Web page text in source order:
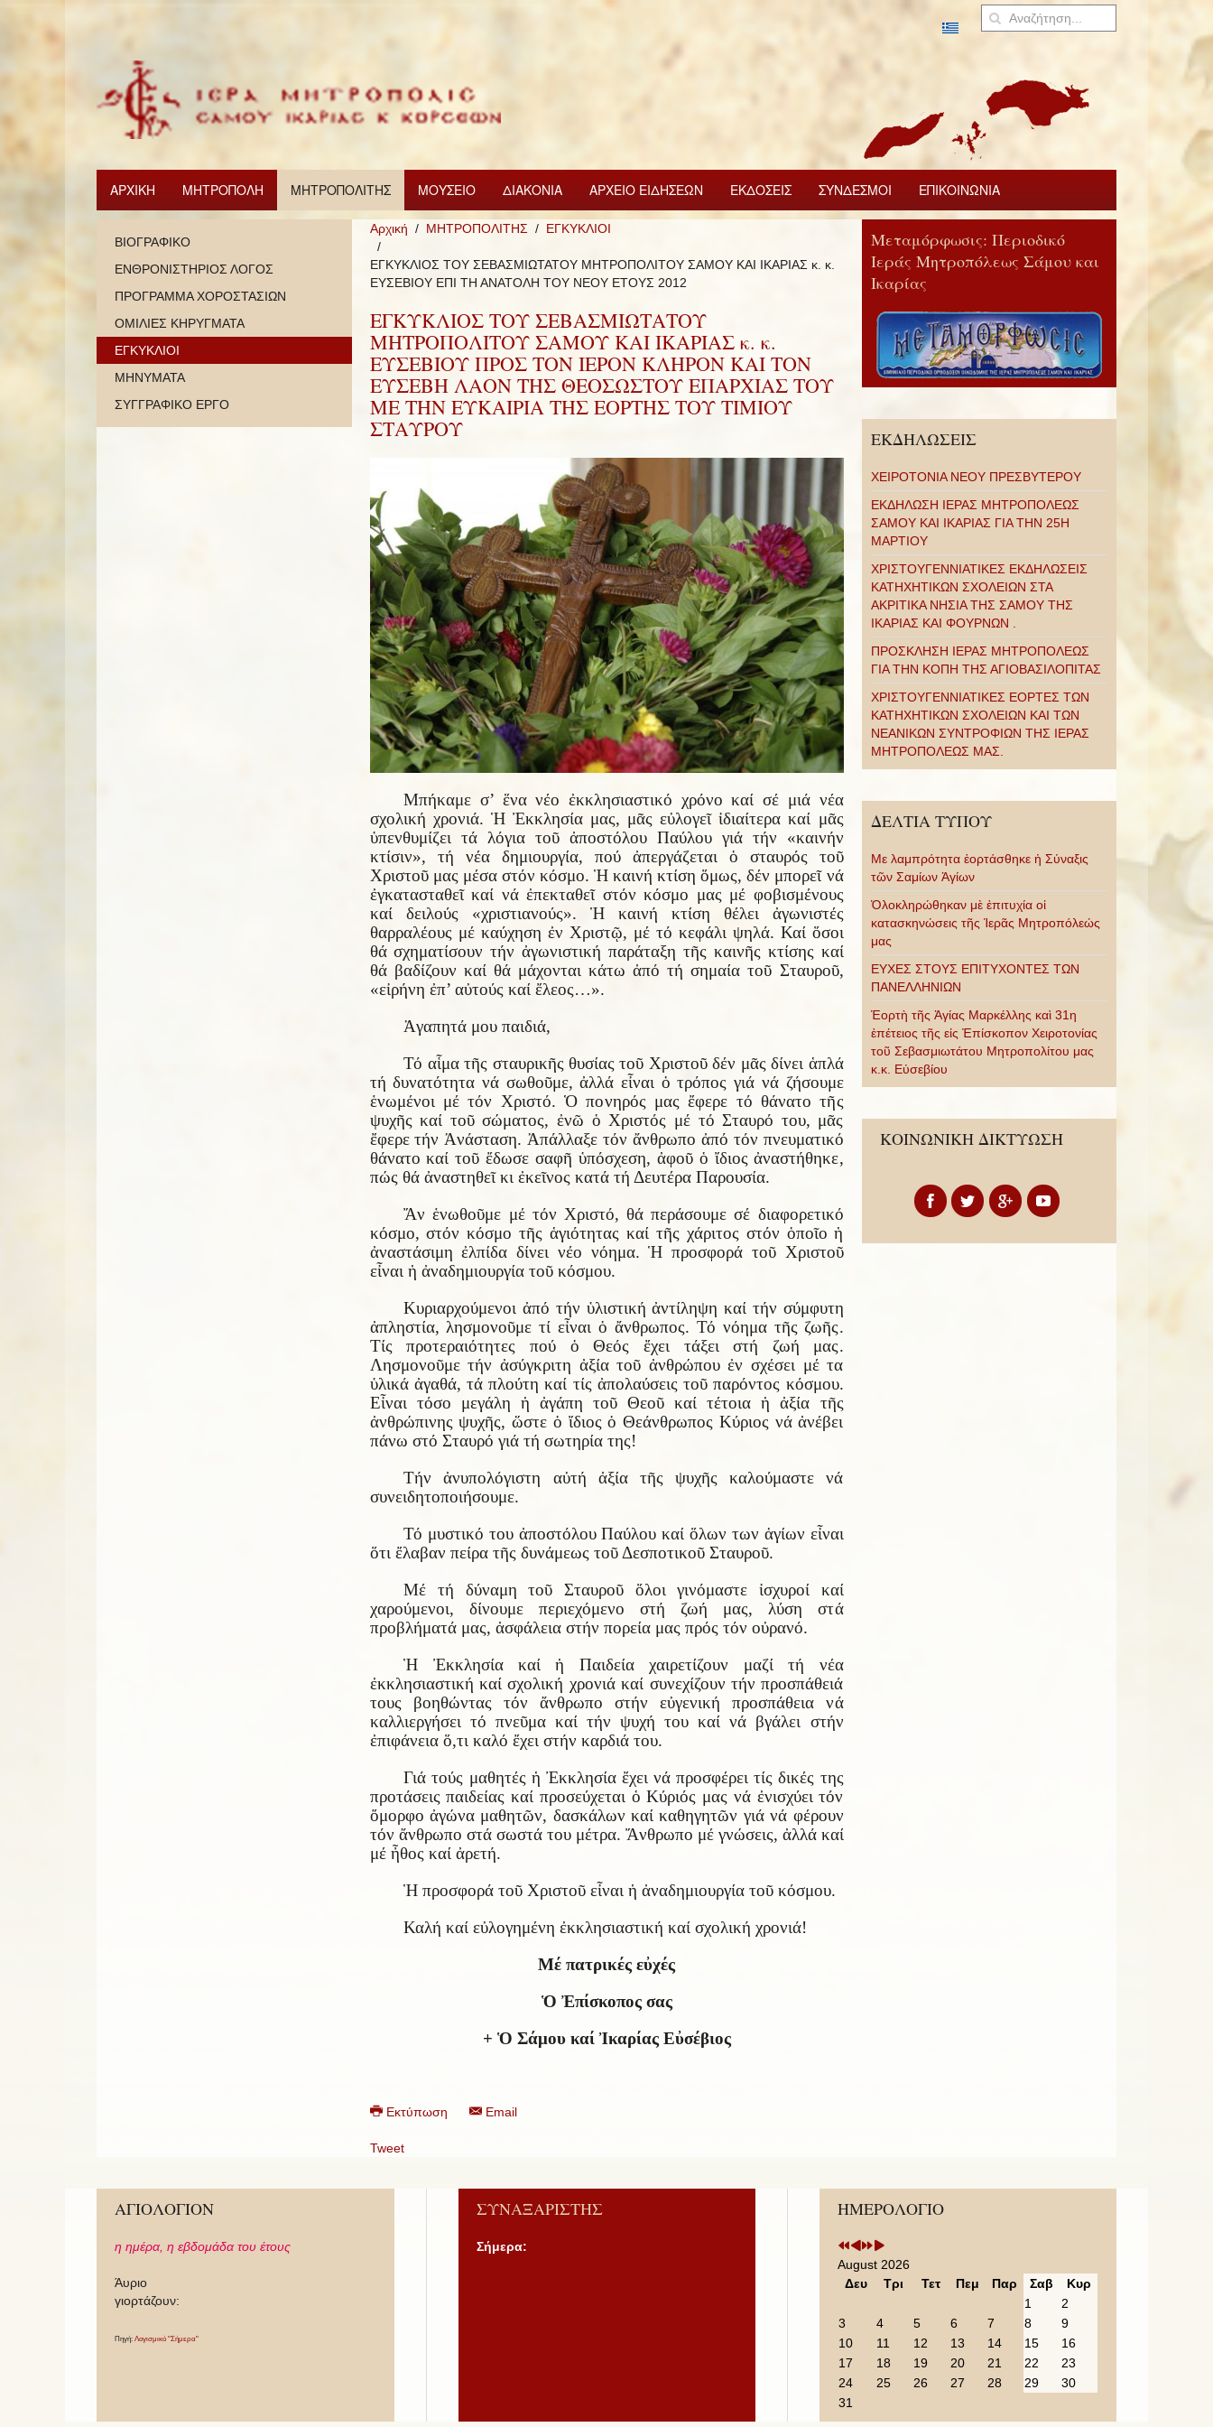
ΑΡΧΙΚΗ ΜΗΤΡΟΠΟΛΗ ΜΗΤΡΟΠΟΛΙΤΗΣ ΜΟΥΣΕΙΟ ΔΙΑΚΟΝΙΑ ΑΡΧΕΙΟ ΕΙΔΗΣΕΩΝ ΕΚΔΟΣΕΙΣ ΣΥΝΔΕΣΜΟΙ ΕΠΙΚΟΙΝΩΝΙΑ
Αρχική ΜΗΤΡΟΠΟΛΙΤΗΣ ΕΓΚΥΚΛΙΟΙ
ΕΓΚΥΚΛΙΟΣ ΤΟΥ ΣΕΒΑΣΜΙΩΤΑΤΟΥ ΜΗΤΡΟΠΟΛΙΤΟΥ ΣΑΜΟΥ ΚΑΙ ΙΚΑΡΙΑΣ κ. κ.
ΕΥΣΕΒΙΟΥ ΕΠΙ ΤΗ ΑΝΑΤΟΛΗ ΤΟΥ ΝΕΟΥ ΕΤΟΥΣ 2012
ΕΓΚΥΚΛΙΟΣ ΤΟΥ ΣΕΒΑΣΜΙΩΤΑΤΟΥ
ΜΗΤΡΟΠΟΛΙΤΟΥ ΣΑΜΟΥ ΚΑΙ ΙΚΑΡΙΑΣ κ. κ.
ΕΥΣΕΒΙΟΥ ΠΡΟΣ ΤΟΝ ΙΕΡΟΝ ΚΛΗΡΟΝ ΚΑΙ ΤΟΝ
ΕΥΣΕΒΗ ΛΑΟΝ ΤΗΣ ΘΕΟΣΩΣΤΟΥ ΕΠΑΡΧΙΑΣ ΤΟΥ
ΜΕ ΤΗΝ ΕΥΚΑΙΡΙΑ ΤΗΣ ΕΟΡΤΗΣ ΤΟΥ ΤΙΜΙΟΥ
ΣΤΑΥΡΟΥ
Μπήκαμε σ’ ἕνα νέο ἐκκλησιαστικό χρόνο καί σέ μιά νέα
σχολική χρονιά. Ἡ Ἐκκλησία μας, μᾶς εὐλογεῖ ἰδιαίτερα καί μᾶς
ὑπενθυμίζει τά λόγια τοῦ ἀποστόλου Παύλου γιά τήν «καινήν
κτίσιν», τή νέα δημιουργία, πού ἀπεργάζεται ὁ σταυρός τοῦ
Χριστοῦ μας μέσα στόν κόσμο. Ἡ καινή κτίση ὅμως, δέν μπορεῖ νά
ἐγκατασταθεῖ καί νά ἐπεκταθεῖ στόν κόσμο μας μέ φοβισμένους
καί δειλούς «χριστιανούς». Ἡ καινή κτίση θέλει ἀγωνιστές
θαρραλέους μέ καύχηση ἐν Χριστῷ, μέ τό κεφάλι ψηλά. Καί ὅσοι
θά σχηματίσουν τήν ἀγωνιστική παράταξη τῆς καινῆς κτίσης καί
θά βαδίζουν καί θά μάχονται κάτω ἀπό τή σημαία τοῦ Σταυροῦ,
«εἰρήνη ἐπ’ αὐτούς καί ἔλεος…».
Ἀγαπητά μου παιδιά,
Τό αἷμα τῆς σταυρικῆς θυσίας τοῦ Χριστοῦ δέν μᾶς δίνει ἁπλά
τή δυνατότητα νά σωθοῦμε, ἀλλά εἶναι ὁ τρόπος γιά νά ζήσουμε
ἑνωμένοι μέ τόν Χριστό. Ὁ πονηρός μας ἔφερε τό θάνατο τῆς
ψυχῆς καί τοῦ σώματος, ἐνῶ ὁ Χριστός μέ τό Σταυρό του, μᾶς
ἔφερε τήν Ἀνάσταση. Ἀπάλλαξε τόν ἄνθρωπο ἀπό τόν πνευματικό
θάνατο καί τοῦ ἔδωσε σαφῆ ὑπόσχεση, ἀφοῦ ὁ ἴδιος ἀναστήθηκε,
πώς θά ἀναστηθεῖ κι ἐκεῖνος κατά τή Δευτέρα Παρουσία.
Ἄν ἑνωθοῦμε μέ τόν Χριστό, θά περάσουμε σέ διαφορετικό
κόσμο, στόν κόσμο τῆς ἁγιότητας καί τῆς χάριτος στόν ὁποῖο ἡ
ἀναστάσιμη ἐλπίδα δίνει νέο νόημα. Ἡ προσφορά τοῦ Χριστοῦ
εἶναι ἡ ἀναδημιουργία τοῦ κόσμου.
Κυριαρχούμενοι ἀπό τήν ὑλιστική ἀντίληψη καί τήν σύμφυτη
ἀπληστία, λησμονοῦμε τί εἶναι ὁ ἄνθρωπος. Τό νόημα τῆς ζωῆς.
Τίς προτεραιότητες πού ὁ Θεός ἔχει τάξει στή ζωή μας.
Λησμονοῦμε τήν ἀσύγκριτη ἀξία τοῦ ἀνθρώπου ἐν σχέσει μέ τα
ὑλικά ἀγαθά, τά πλούτη καί τίς ἀπολαύσεις τοῦ παρόντος κόσμου.
Εἶναι τόσο μεγάλη ἡ ἀγάπη τοῦ Θεοῦ καί τέτοια ἡ ἀξία τῆς
ἀνθρώπινης ψυχῆς, ὥστε ὁ ἴδιος ὁ Θεάνθρωπος Κύριος νά ἀνέβει
πάνω στό Σταυρό γιά τή σωτηρία της!
Τήν ἀνυπολόγιστη αὐτή ἀξία τῆς ψυχῆς καλούμαστε νά
συνειδητοποιήσουμε.
Τό μυστικό του ἀποστόλου Παύλου καί ὅλων των ἁγίων εἶναι
ὅτι ἔλαβαν πείρα τῆς δυνάμεως τοῦ Δεσποτικοῦ Σταυροῦ.
Μέ τή δύναμη τοῦ Σταυροῦ ὅλοι γινόμαστε ἰσχυροί καί
χαρούμενοι, δίνουμε περιεχόμενο στή ζωή μας, λύση στά
προβλήματά μας, ἀσφάλεια στήν πορεία μας πρός τόν οὐρανό.
Ἡ Ἐκκλησία καί ἡ Παιδεία χαιρετίζουν μαζί τή νέα
ἐκκλησιαστική καί σχολική χρονιά καί συνεχίζουν τήν προσπάθειά
τους βοηθώντας τόν ἄνθρωπο στήν εὐγενική προσπάθεια νά
καλλιεργήσει τό πνεῦμα καί τήν ψυχή του καί νά βγάλει στήν
ἐπιφάνεια ὅ,τι καλό ἔχει στήν καρδιά του.
Γιά τούς μαθητές ἡ Ἐκκλησία ἔχει νά προσφέρει τίς δικές της
προτάσεις παιδείας καί προσεύχεται ὁ Κύριός μας νά ἐνισχύει τόν
ὄμορφο ἀγώνα μαθητῶν, δασκάλων καί καθηγητῶν γιά νά φέρουν
τόν ἄνθρωπο στά σωστά του μέτρα. Ἄνθρωπο μέ γνώσεις, ἀλλά καί
μέ ἦθος καί ἀρετή.
Ἡ προσφορά τοῦ Χριστοῦ εἶναι ἡ ἀναδημιουργία τοῦ κόσμου.
Καλή καί εὐλογημένη ἐκκλησιαστική καί σχολική χρονιά!
Μέ πατρικές εὐχές
Ὁ Ἐπίσκοπος σας
+ Ὁ Σάμου καί Ἰκαρίας Εὐσέβιος
Εκτύπωση Email
Tweet
ΒΙΟΓΡΑΦΙΚΟ
ΕΝΘΡΟΝΙΣΤΗΡΙΟΣ ΛΟΓΟΣ
ΠΡΟΓΡΑΜΜΑ ΧΟΡΟΣΤΑΣΙΩΝ
ΟΜΙΛΙΕΣ ΚΗΡΥΓΜΑΤΑ
ΕΓΚΥΚΛΙΟΙ
ΜΗΝΥΜΑΤΑ
ΣΥΓΓΡΑΦΙΚΟ ΕΡΓΟ
Μεταμόρφωσις: Περιοδικό
Ιεράς Μητροπόλεως Σάμου και
Ικαρίας
ΕΚΔΗΛΩΣΕΙΣ
ΧΕΙΡΟΤΟΝΙΑ ΝΕΟΥ ΠΡΕΣΒΥΤΕΡΟΥ
ΕΚΔΗΛΩΣΗ ΙΕΡΑΣ ΜΗΤΡΟΠΟΛΕΩΣ
ΣΑΜΟΥ ΚΑΙ ΙΚΑΡΙΑΣ ΓΙΑ ΤΗΝ 25Η
ΜΑΡΤΙΟΥ
ΧΡΙΣΤΟΥΓΕΝΝΙΑΤΙΚΕΣ ΕΚΔΗΛΩΣΕΙΣ
ΚΑΤΗΧΗΤΙΚΩΝ ΣΧΟΛΕΙΩΝ ΣΤΑ
ΑΚΡΙΤΙΚΑ ΝΗΣΙΑ ΤΗΣ ΣΑΜΟΥ ΤΗΣ
ΙΚΑΡΙΑΣ ΚΑΙ ΦΟΥΡΝΩΝ .
ΠΡΟΣΚΛΗΣΗ ΙΕΡΑΣ ΜΗΤΡΟΠΟΛΕΩΣ
ΓΙΑ ΤΗΝ ΚΟΠΗ ΤΗΣ ΑΓΙΟΒΑΣΙΛΟΠΙΤΑΣ
ΧΡΙΣΤΟΥΓΕΝΝΙΑΤΙΚΕΣ ΕΟΡΤΕΣ ΤΩΝ
ΚΑΤΗΧΗΤΙΚΩΝ ΣΧΟΛΕΙΩΝ ΚΑΙ ΤΩΝ
ΝΕΑΝΙΚΩΝ ΣΥΝΤΡΟΦΙΩΝ ΤΗΣ ΙΕΡΑΣ
ΜΗΤΡΟΠΟΛΕΩΣ ΜΑΣ.
ΔΕΛΤΙΑ ΤΥΠΟΥ
Με λαμπρότητα ἑορτάσθηκε ἡ Σύναξις
τῶν Σαμίων Ἁγίων
Ὁλοκληρώθηκαν μὲ ἐπιτυχία οἱ
κατασκηνώσεις τῆς Ἱερᾶς Μητροπόλεώς
μας
ΕΥΧΕΣ ΣΤΟΥΣ ΕΠΙΤΥΧΟΝΤΕΣ ΤΩΝ
ΠΑΝΕΛΛΗΝΙΩΝ
Ἑορτὴ τῆς Ἁγίας Μαρκέλλης καὶ 31η
ἐπέτειος τῆς εἰς Ἐπίσκοπον Χειροτονίας
τοῦ Σεβασμιωτάτου Μητροπολίτου μας
κ.κ. Εὐσεβίου
ΚΟΙΝΩΝΙΚΗ ΔΙΚΤΥΩΣΗ
ΑΓΙΟΛΟΓΙΟΝ
η ημέρα, η εβδομάδα του έτους
Άυριο
γιορτάζουν:
Πηγή: Λογισμικό "Σήμερα"
ΣΥΝΑΞΑΡΙΣΤΗΣ
Σήμερα:
ΗΜΕΡΟΛΟΓΙΟ
Previous
Year
Previous
Month
Next
Year
Next
Month
August 2026
Δευ
Τρι Τετ Πεμ Παρ Σαβ
Κυρ
1
2
3
4 5 6 7 8
9
10
11 12 13 14 15
16
17
18 19 20 21 22
23
24
25 26 27 28 29
30
31